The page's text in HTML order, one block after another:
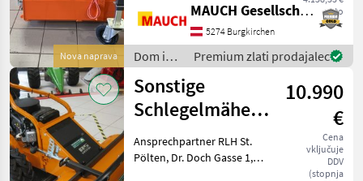
Nova naprava
neto
1550 mm - tretje oporno
kolo v serijski opremi -
primeren za prit
MAUCH Gesellschaft m.b.H. & Co.KG
5274 Burgkirchen
Dom in
vrt /
Sonstige
Premium zlati prodajalec
Sonstige
Schlegelmäher
AS 901 SM
10.990
€
Cena
vključuje
DDV
(stopnja
Ansprechpartner RLH St.
Pölten, Dr. Doch Gasse 1,